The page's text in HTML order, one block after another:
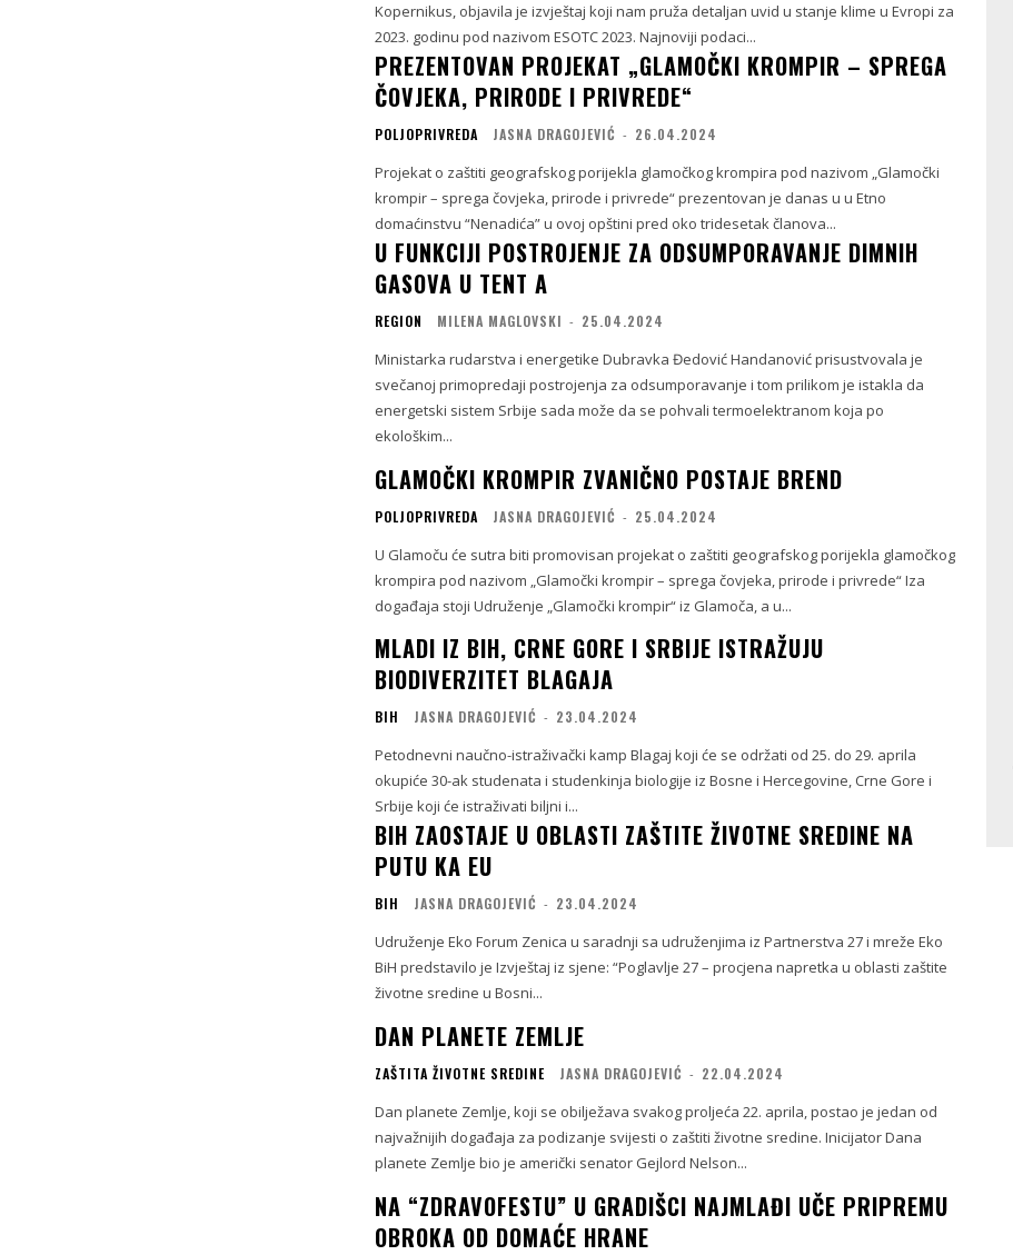
Kopernikus, objavila je izvještaj koji nam pruža detaljan uvid u stanje klime u Evropi za
2023. godinu pod nazivom ESOTC 2023. Najnoviji podaci...
PREZENTOVAN PROJEKAT „GLAMOČKI KROMPIR – SPREGA
ČOVJEKA, PRIRODE I PRIVREDE“
POLJOPRIVREDA JASNA DRAGOJEVIĆ - 26.04.2024
Projekat o zaštiti geografskog porijekla glamočkog krompira pod nazivom „Glamočki
krompir – sprega čovjeka, prirode i privrede“ prezentovan je danas u u Etno
domaćinstvu “Nenadića” u ovoj opštini pred oko tridesetak članova...
U FUNKCIJI POSTROJENJE ZA ODSUMPORAVANJE DIMNIH
GASOVA U TENT A
REGION MILENA MAGLOVSKI - 25.04.2024
Ministarka rudarstva i energetike Dubravka Đedović Handanović prisustvovala je
svečanoj primopredaji postrojenja za odsumporavanje i tom prilikom je istakla da
energetski sistem Srbije sada može da se pohvali termoelektranom koja po
ekološkim...
GLAMOČKI KROMPIR ZVANIČNO POSTAJE BREND
POLJOPRIVREDA JASNA DRAGOJEVIĆ - 25.04.2024
U Glamoču će sutra biti promovisan projekat o zaštiti geografskog porijekla glamočkog
krompira pod nazivom „Glamočki krompir – sprega čovjeka, prirode i privrede“ Iza
događaja stoji Udruženje „Glamočki krompir“ iz Glamoča, a u...
MLADI IZ BIH, CRNE GORE I SRBIJE ISTRAŽUJU
BIODIVERZITET BLAGAJA
BIH JASNA DRAGOJEVIĆ - 23.04.2024
Petodnevni naučno-istraživački kamp Blagaj koji će se održati od 25. do 29. aprila
okupiće 30-ak studenata i studenkinja biologije iz Bosne i Hercegovine, Crne Gore i
Srbije koji će istraživati biljni i...
BIH ZAOSTAJE U OBLASTI ZAŠTITE ŽIVOTNE SREDINE NA
PUTU KA EU
BIH JASNA DRAGOJEVIĆ - 23.04.2024
Udruženje Eko Forum Zenica u saradnji sa udruženjima iz Partnerstva 27 i mreže Eko
BiH predstavilo je Izvještaj iz sjene: “Poglavlje 27 – procjena napretka u oblasti zaštite
životne sredine u Bosni...
DAN PLANETE ZEMLJE
ZAŠTITA ŽIVOTNE SREDINE JASNA DRAGOJEVIĆ - 22.04.2024
Dan planete Zemlje, koji se obilježava svakog proljeća 22. aprila, postao je jedan od
najvažnijih događaja za podizanje svijesti o zaštiti životne sredine. Inicijator Dana
planete Zemlje bio je američki senator Gejlord Nelson...
NA “ZDRAVOFESTU” U GRADIŠCI NAJMLAĐI UČE PRIPREMU
OBROKA OD DOMAĆE HRANE